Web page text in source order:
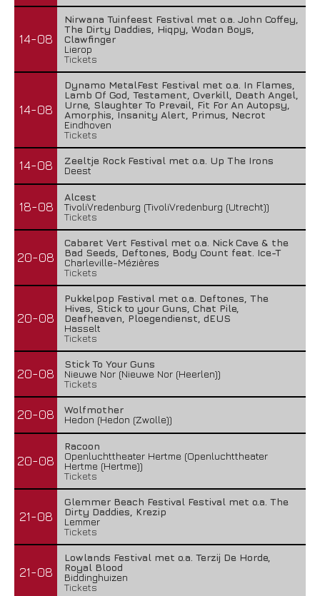
14-08
Nirwana Tuinfeest Festival met o.a. John Coffey,
The Dirty Daddies, Hiqpy, Wodan Boys,
Clawfinger
Lierop
Tickets
14-08
Dynamo MetalFest Festival met o.a. In Flames,
Lamb Of God, Testament, Overkill, Death Angel,
Urne, Slaughter To Prevail, Fit For An Autopsy,
Amorphis, Insanity Alert, Primus, Necrot
Eindhoven
Tickets
14-08
Zeeltje Rock Festival met o.a. Up The Irons
Deest
18-08
Alcest
TivoliVredenburg (TivoliVredenburg (Utrecht))
Tickets
20-08
Cabaret Vert Festival met o.a. Nick Cave & the
Bad Seeds, Deftones, Body Count feat. Ice-T
Charleville-Mézières
Tickets
20-08
Pukkelpop Festival met o.a. Deftones, The
Hives, Stick to your Guns, Chat Pile,
Deafheaven, Ploegendienst, dEUS
Hasselt
Tickets
20-08
Stick To Your Guns
Nieuwe Nor (Nieuwe Nor (Heerlen))
Tickets
20-08
Wolfmother
Hedon (Hedon (Zwolle))
20-08
Racoon
Openluchttheater Hertme (Openluchttheater
Hertme (Hertme))
Tickets
21-08
Glemmer Beach Festival Festival met o.a. The
Dirty Daddies, Krezip
Lemmer
Tickets
21-08
Lowlands Festival met o.a. Terzij De Horde,
Royal Blood
Biddinghuizen
Tickets